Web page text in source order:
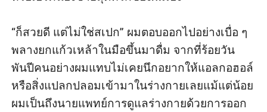
“ก็สวยดี แต่ไม่ใช่สเปก” ผมตอบออกไปอย่างเบื่อ ๆ
พลางยกแก้วเหล้าในมือขึ้นมาดื่ม จากที่ร้อยวัน
พันปีคนอย่างผมแทบไม่เคยนึกอยากให้แอลกอฮอล์
หรือสิ่งแปลกปลอมเข้ามาในร่างกายเลยแม้แต่น้อย
ผมเป็นถึงนายแพทย์การดูแลร่างกายด้วยการออก